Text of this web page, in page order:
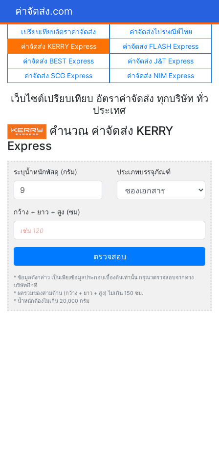
ค่าจัดส่ง.com
เปรียบเทียบอัตราค่าจัดส่ง
ค่าจัดส่งไปรษณีย์ไทย
ค่าจัดส่ง KERRY Express
ค่าจัดส่ง FLASH Express
ค่าจัดส่ง BEST Express
ค่าจัดส่ง J&T Express
ค่าจัดส่ง SCG Express
ค่าจัดส่ง NIM Express
เว็บไซต์เปรียบเทียบ อัตราค่าจัดส่ง ทุกบริษัท ทั่ว
ประเทศ
คำนวณ ค่าจัดส่ง KERRY
Express
ระบุน้ำหนักพัสดุ (กรัม) ประเภทบรรจุภัณฑ์
กว้าง + ยาว + สูง (ซม)
ตรวจสอบ
* ข้อมูลดังกล่าว เป็นเพียงข้อมูลประกอบเบื้องต้นเท่านั้น กรุณาตรวจสอบจากทาง
บริษัทอีกที
* ผลรวมของสามด้าน (กว้าง + ยาว + สูง) ไม่เกิน 150 ซม.
* น้ำหนักต้องไมเกิน 20,000 กรัม